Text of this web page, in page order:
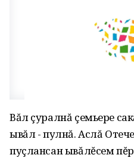
Вăл çуралнă çемьере
ывăл - пулнă. Аслă
пуçлансан ывăлĕсем